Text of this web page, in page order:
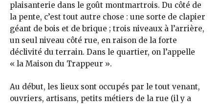
plaisanterie dans le goût montmartrois. Du côté de
la pente, c’est tout autre chose : une sorte de clapier
géant de bois et de brique ; trois niveaux à l’arrière,
un seul niveau côté rue, en raison de la forte
déclivité du terrain. Dans le quartier, on l’appelle
« la Maison du Trappeur ».
Au début, les lieux sont occupés par le tout venant,
ouvriers, artisans, petits métiers de la rue (il y a